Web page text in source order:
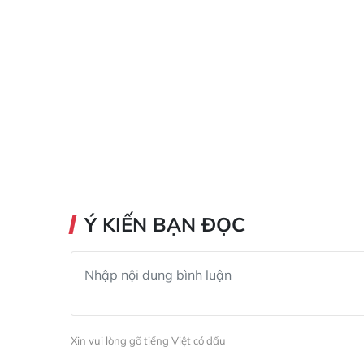
Ý KIẾN BẠN ĐỌC
Xin vui lòng gõ tiếng Việt có dấu